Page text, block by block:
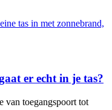
er echt in je tas?
van toegangspoort tot